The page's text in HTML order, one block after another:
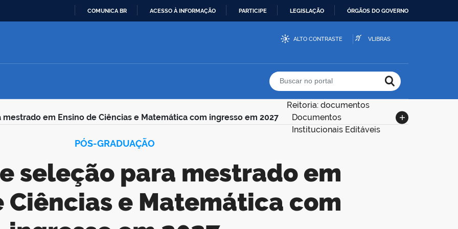
CONTEÚDO
COMUNICA BR ACESSO À INFORMAÇÃO PARTICIPE LEGISLAÇÃO ÓRGÃOS DO GOVERNO
ALTO CONTRASTE VLIBRAS
Buscar no portal
mestrado em Ensino de Ciências e Matemática com ingresso em 2027
Reitoria: documentos
Documentos
Institucionais Editáveis
PÓS-GRADUAÇÃO
Ciências e Matemática com